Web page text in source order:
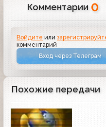
Комментарии 0
Войдите или
комментарий
Вход через Телеграм
Похожие передачи